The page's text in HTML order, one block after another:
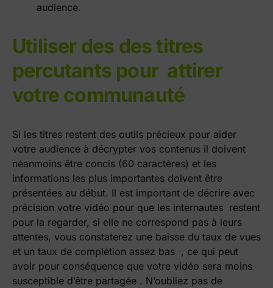
audience.
Utiliser des des titres
percutants pour attirer
votre communauté
Si les titres restent des outils précieux pour aider
votre audience à décrypter vos contenus il doivent
néanmoins être concis (60 caractères) et les
informations les plus importantes doivent être
présentées au début. Il est important de décrire avec
précision votre vidéo pour que les internautes restent
pour la regarder, si elle ne correspond pas à leurs
attentes, vous constaterez une baisse du taux de vues
et un taux de complétion assez bas , ce qui peut
avoir pour conséquence que votre vidéo sera moins
susceptible d’être partagée . N’oubliez pas de